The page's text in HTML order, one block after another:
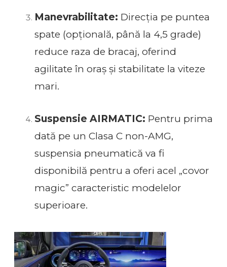
Manevrabilitate: Direcția pe puntea
spate (opțională, până la 4,5 grade)
reduce raza de bracaj, oferind
agilitate în oraș și stabilitate la viteze
mari.
Suspensie AIRMATIC: Pentru prima
dată pe un Clasa C non-AMG,
suspensia pneumatică va fi
disponibilă pentru a oferi acel „covor
magic” caracteristic modelelor
superioare.